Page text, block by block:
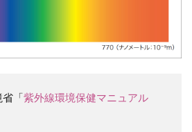
「紫外線環境保健マニュアル